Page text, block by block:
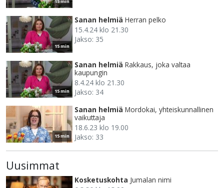
15 min
15 min
Sanan helmiä Herran pelko
15.4.24 klo 21.30
Jakso: 35
15 min
Sanan helmiä Rakkaus, joka valtaa
kaupungin
8.4.24 klo 21.30
Jakso: 34
15 min
Sanan helmiä Mordokai, yhteiskunnallinen
vaikuttaja
18.6.23 klo 19.00
Jakso: 33
Uusimmat
Kosketuskohta Jumalan nimi